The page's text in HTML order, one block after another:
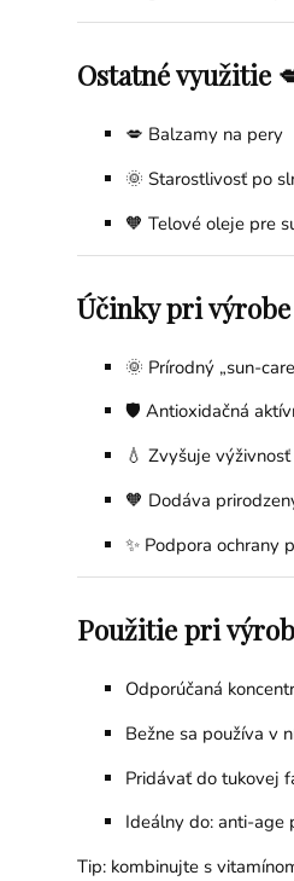
Ostatné využitie
💋 Balzamy na pery
🌞 Starostlivosť po
🧡 Telové oleje pre
Účinky pri výrobe
🌞 Prírodný „sun-
🛡️ Antioxidačná
💧 Zvyšuje
🧡 Dodáva
✨ Podpora ochrany
Použitie pri
Odporúčaná
Bežne sa používa v
Pridávať do tukovej
Ideálny do: anti-age
Tip: kombinujte s